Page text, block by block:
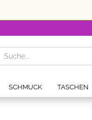
SCHMUCK TASCHEN